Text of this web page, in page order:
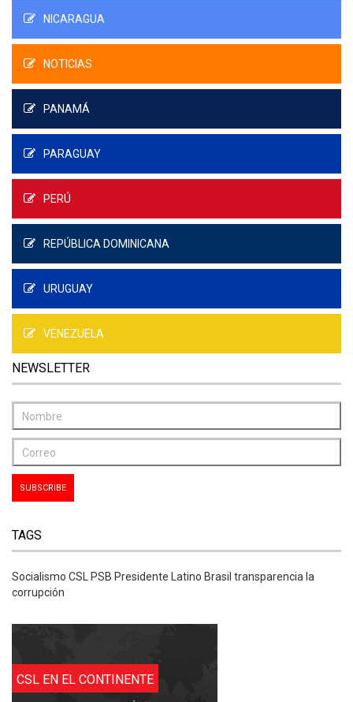
NICARAGUA
NOTICIAS
PANAMÁ
PARAGUAY
PERÚ
REPÚBLICA DOMINICANA
URUGUAY
VENEZUELA
NEWSLETTER
TAGS
Socialismo CSL PSB Presidente Latino Brasil transparencia la
corrupción
CSL EN EL CONTINENTE